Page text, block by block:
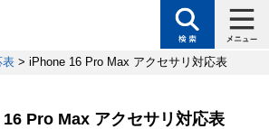
表 > iPhone 16 Pro Max アクセサリ対応表
Pro Max アクセサリ対応表